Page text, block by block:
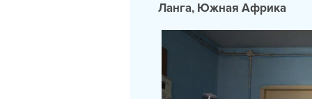
Ланга, Южная Африка